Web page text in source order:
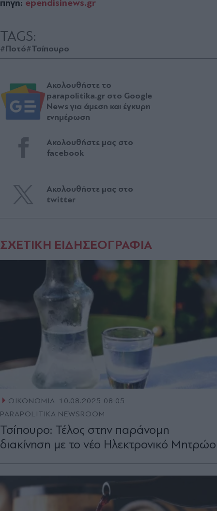
πηγη: ependisinews.gr
TAGS:
#Ποτό#Τσίπουρο
Ακολουθήστε το
parapolitika.gr στο Google
News για άμεση και έγκυρη
ενημέρωση
Ακολουθήστε μας στο
facebook
Ακολουθήστε μας στο
twitter
ΣΧΕΤΙΚΗ ΕΙΔΗΣΕΟΓΡΑΦΙΑ
ΟΙΚΟΝΟΜΙΑ
10.08.2025 08:05
PARAPOLITIKA NEWSROOM
Τσίπουρο: Τέλος στην παράνομη
διακίνηση με το νέο Ηλεκτρονικό Μητρώο